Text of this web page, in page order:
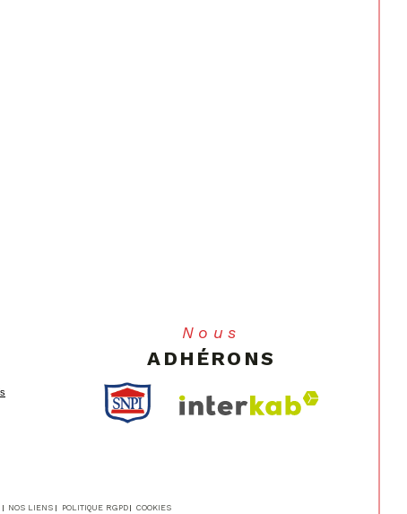
Nous
ADHÉRONS
NOS LIENS POLITIQUE RGPD COOKIES